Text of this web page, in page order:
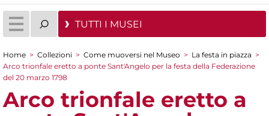
TUTTI I MUSEI
Tu sei qui
Home > Collezioni > Come muoversi nel Museo > La festa in piazza >
Arco trionfale eretto a ponte Sant'Angelo per la festa della Federazione
del 20 marzo 1798
Arco trionfale eretto a